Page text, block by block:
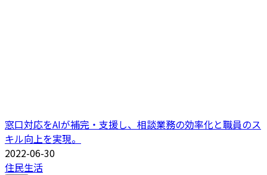
窓口対応をAIが補完・支援し、相談業務の効率化と職員のス
キル向上を実現。
2022-06-30
住民生活